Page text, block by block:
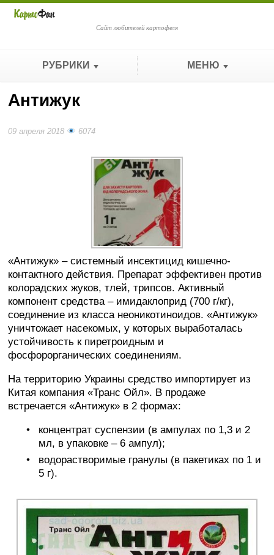
Сайт любителей картофеля
РУБРИКИ МЕНЮ
Антижук
09 апреля 2018 6074
«Антижук» – системный инсектицид кишечно-
контактного действия. Препарат эффективен против
колорадских жуков, тлей, трипсов. Активный
компонент средства – имидаклоприд (700 г/кг),
соединение из класса неоникотиноидов. «Антижук»
уничтожает насекомых, у которых выработалась
устойчивость к пиретроидным и
фосфорорганических соединениям.
На территорию Украины средство импортирует из
Китая компания «Транс Ойл». В продаже
встречается «Антижук» в 2 формах:
концентрат суспензии (в ампулах по 1,3 и 2
мл, в упаковке – 6 ампул);
водорастворимые гранулы (в пакетиках по 1 и
5 г).